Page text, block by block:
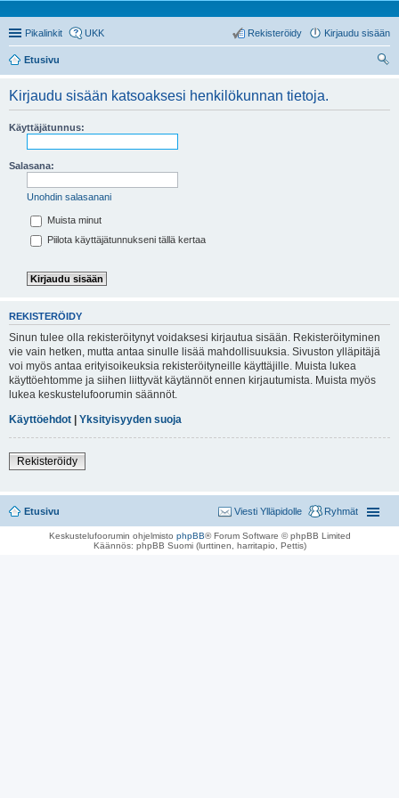
Pikalinkit UKK Kirjaudu sisään
Rekisteröidy
Etusivu
Kirjaudu sisään katsoaksesi henkilökunnan tietoja.
Käyttäjätunnus:
Salasana:
Unohdin salasanani
Muista minut
Piilota käyttäjätunnukseni tällä kertaa
REKISTERÖIDY
Sinun tulee olla rekisteröitynyt voidaksesi kirjautua sisään. Rekisteröityminen
vie vain hetken, mutta antaa sinulle lisää mahdollisuuksia. Sivuston ylläpitäjä
voi myös antaa erityisoikeuksia rekisteröityneille käyttäjille. Muista lukea
käyttöehtomme ja siihen liittyvät käytännöt ennen kirjautumista. Muista myös
lukea keskustelufoorumin säännöt.
Käyttöehdot | Yksityisyyden suoja
Rekisteröidy
Etusivu Ryhmät
Viesti Ylläpidolle
Keskustelufoorumin ohjelmisto phpBB® Forum Software © phpBB Limited
Käännös: phpBB Suomi (lurttinen, harritapio, Pettis)